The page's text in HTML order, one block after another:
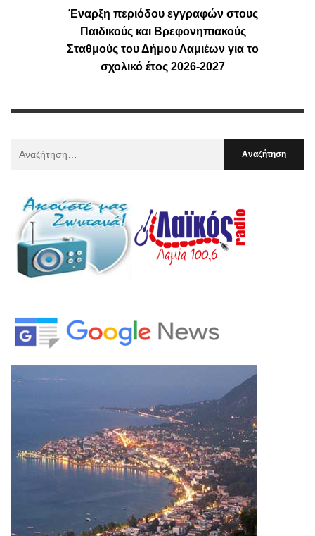
Έναρξη περιόδου εγγραφών στους
Παιδικούς και Βρεφονηπιακούς
Σταθμούς του Δήμου Λαμιέων για το
σχολικό έτος 2026-2027